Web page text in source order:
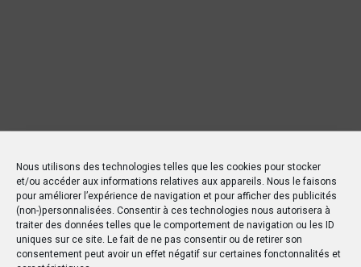
Nous utilisons des technologies telles que les cookies pour stocker
et/ou accéder aux informations relatives aux appareils. Nous le faisons
pour améliorer l’expérience de navigation et pour afficher des publicités
(non-)personnalisées. Consentir à ces technologies nous autorisera à
traiter des données telles que le comportement de navigation ou les ID
uniques sur ce site. Le fait de ne pas consentir ou de retirer son
consentement peut avoir un effet négatif sur certaines fonctonnalités et